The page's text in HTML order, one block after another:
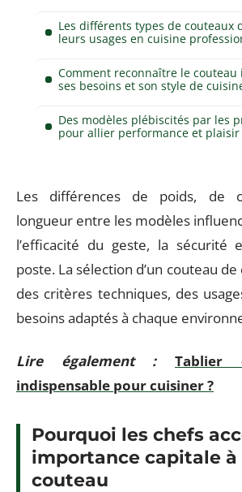
Les différents types de couteaux
leurs usages en cuisine
Comment reconnaître le couteau
ses besoins et son style de
Des modèles plébiscités par les
pour allier performance et
Les différences de poids, de
longueur entre les modèles
l’efficacité du geste, la sécurité
poste. La sélection d’un couteau de
des critères techniques, des
besoins adaptés à chaque
Lire également :
Tablier
indispensable pour cuisiner ?
Pourquoi les chefs
importance capitale à
couteau